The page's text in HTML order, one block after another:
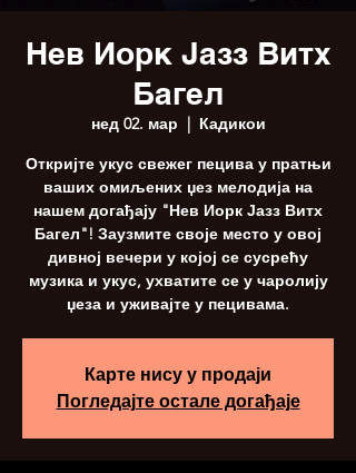
Нев Иорк Јазз Витх
Багел
нед 02. мар
  |
Кадикои
Откријте укус свежег пецива у пратњи
ваших омиљених џез мелодија на
нашем догађају "Нев Иорк Јазз Витх
Багел"! Заузмите своје место у овој
дивној вечери у којој се сусрећу
музика и укус, ухватите се у чаролију
џеза и уживајте у пецивама.
Карте нису у продаји
Погледајте остале догађаје